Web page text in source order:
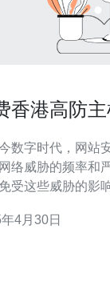
香港高防
数字时代，网站
络威胁的频率和
受这些威胁的影
护。 高防主机是一种针对DDoS（分布式
4月30日